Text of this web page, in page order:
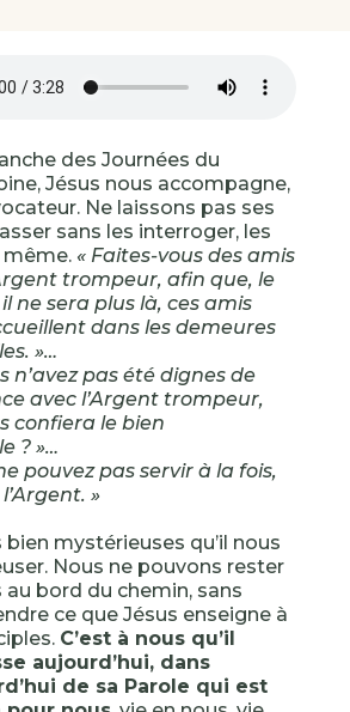
des Journées du
Jésus nous accompagne,
Ne laissons pas ses
sans les interroger, les
« Faites-vous des amis
trompeur, afin que, le
ne sera plus là, ces amis
dans les demeures
»…
n’avez pas été dignes de
avec l’Argent trompeur,
confiera le bien
? »…
pouvez pas servir à la fois,
»
bien mystérieuses qu’il nous
Nous ne pouvons rester
au bord du chemin, sans
ce que Jésus enseigne à
C’est à nous qu’il
aujourd’hui, dans
de sa Parole qui est